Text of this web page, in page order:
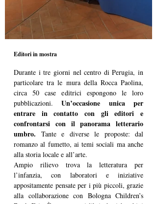
Editori in mostra
Durante i tre giorni nel centro di Perugia, in
particolare tra le mura della Rocca Paolina,
circa 50 case editrici espongono le loro
pubblicazioni. Un’occasione unica per
entrare in contatto con gli editori e
confrontarsi con il panorama letterario
umbro. Tante e diverse le proposte: dal
romanzo al fumetto, ai temi sociali ma anche
alla storia locale e all’arte.
Ampio rilievo trova la letteratura per
l’infanzia, con laboratori e iniziative
appositamente pensate per i più piccoli, grazie
alla collaborazione con Bologna Children’s